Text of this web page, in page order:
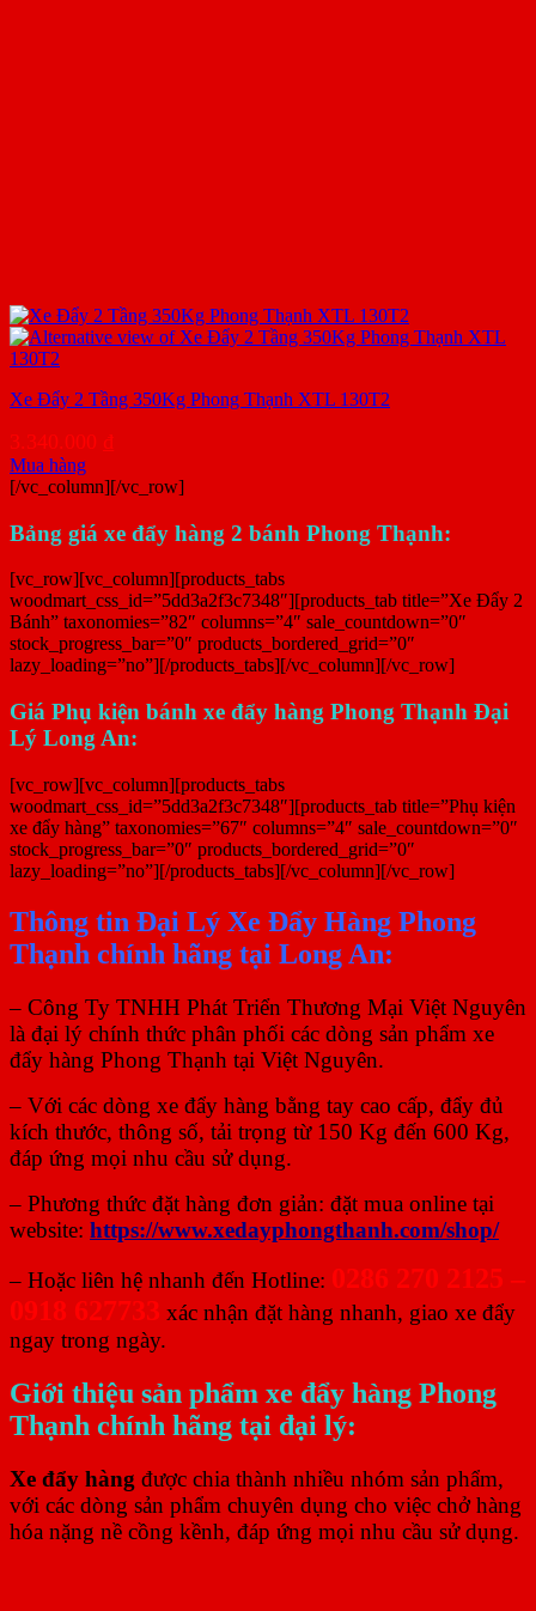
Xe Đẩy 2 Tầng 350Kg Phong Thạnh XTL 130T2
3.340.000 ₫
Mua hàng
[/vc_column][/vc_row]
Bảng giá xe đẩy hàng 2 bánh Phong Thạnh:
[vc_row][vc_column][products_tabs
woodmart_css_id=”5dd3a2f3c7348″][products_tab title=”Xe Đẩy 2
Bánh” taxonomies=”82″ columns=”4″ sale_countdown=”0″
stock_progress_bar=”0″ products_bordered_grid=”0″
lazy_loading=”no”][/products_tabs][/vc_column][/vc_row]
Giá Phụ kiện bánh xe đẩy hàng Phong Thạnh Đại
Lý Long An:
[vc_row][vc_column][products_tabs
woodmart_css_id=”5dd3a2f3c7348″][products_tab title=”Phụ kiện
xe đẩy hàng” taxonomies=”67″ columns=”4″ sale_countdown=”0″
stock_progress_bar=”0″ products_bordered_grid=”0″
lazy_loading=”no”][/products_tabs][/vc_column][/vc_row]
Thông tin Đại Lý Xe Đẩy Hàng Phong
Thạnh chính hãng tại Long An:
– Công Ty TNHH Phát Triển Thương Mại Việt Nguyên
là đại lý chính thức phân phối các dòng sản phẩm xe
đẩy hàng Phong Thạnh tại Việt Nguyên.
– Với các dòng xe đẩy hàng bằng tay cao cấp, đẩy đủ
kích thước, thông số, tải trọng từ 150 Kg đến 600 Kg,
đáp ứng mọi nhu cầu sử dụng.
– Phương thức đặt hàng đơn giản: đặt mua online tại
website: https://www.xedayphongthanh.com/shop/
– Hoặc liên hệ nhanh đến Hotline: 0286 270 2125 –
0918 627733 xác nhận đặt hàng nhanh, giao xe đẩy
ngay trong ngày.
Giới thiệu sản phẩm xe đẩy hàng Phong
Thạnh chính hãng tại đại lý:
Xe đẩy hàng được chia thành nhiều nhóm sản phẩm,
với các dòng sản phẩm chuyên dụng cho việc chở hàng
hóa nặng nề cồng kềnh, đáp ứng mọi nhu cầu sử dụng.